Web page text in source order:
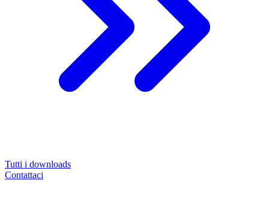
Tutti i downloads
Contattaci